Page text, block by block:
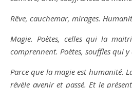
Rêve, cauchemar, mirages.
Magie. Poètes, celles qui la
comprennent. Poètes, souffles qui y
Parce que la magie est humanité.
révèle avenir et passé. Et le